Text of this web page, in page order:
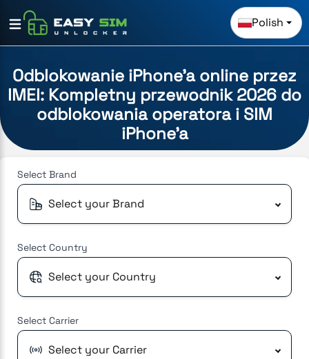
Polish
Odblokowanie iPhone'a online przez
IMEI: Kompletny przewodnik 2026 do
odblokowania operatora i SIM
iPhone'a
Select Brand
Select your Brand
Select Country
Select your Country
Select Carrier
Select your Carrier